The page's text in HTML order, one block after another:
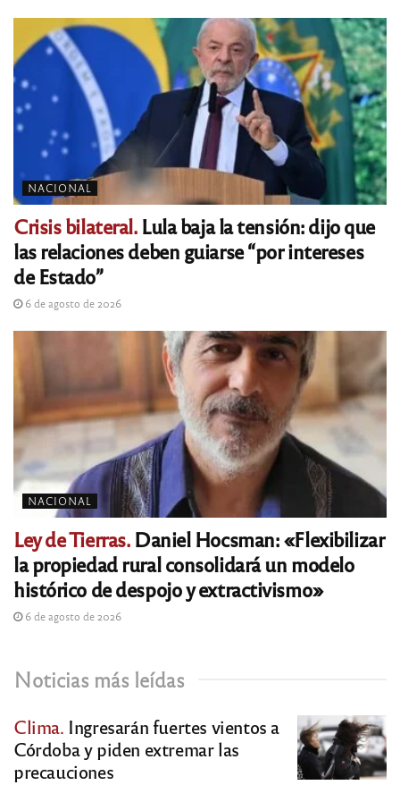
NACIONAL
Crisis bilateral.Lula baja la tensión: dijo que
las relaciones deben guiarse “por intereses
de Estado”
6 de agosto de 2026
NACIONAL
Ley de Tierras.Daniel Hocsman: «Flexibilizar
la propiedad rural consolidará un modelo
histórico de despojo y extractivismo»
6 de agosto de 2026
Noticias más leídas
Clima. Ingresarán fuertes vientos a
Córdoba y piden extremar las
precauciones